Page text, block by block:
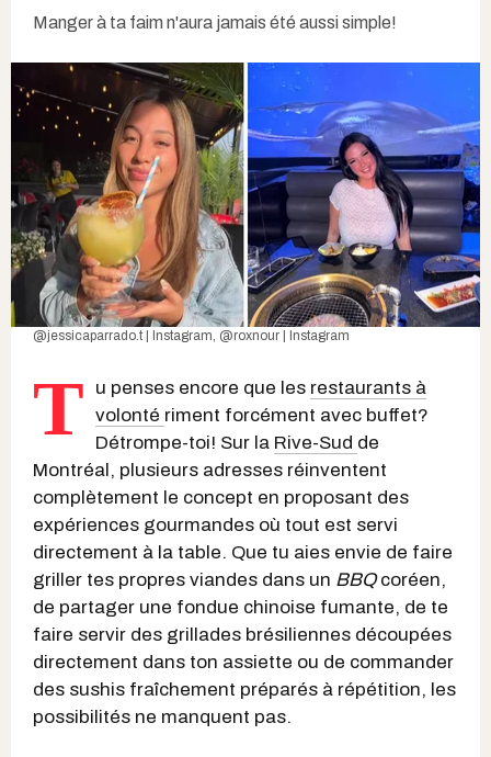
Manger à ta faim n'aura jamais été aussi simple!
@jessicaparrado.t | Instagram @roxnour | Instagram
T u penses encore que les restaurants à
volonté riment forcément avec buffet?
Détrompe-toi! Sur la Rive-Sud de
Montréal, plusieurs adresses réinventent
complètement le concept en proposant des
expériences gourmandes où tout est servi
directement à la table. Que tu aies envie de faire
griller tes propres viandes dans un BBQcoréen,
de partager une fondue chinoise fumante, de te
faire servir des grillades brésiliennes découpées
directement dans ton assiette ou de commander
des sushis fraîchement préparés à répétition, les
possibilités ne manquent pas.